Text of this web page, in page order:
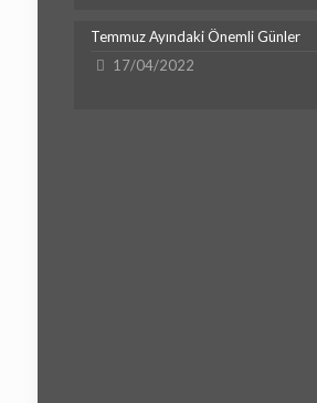
Temmuz Ayındaki Önemli Günler
17/04/2022